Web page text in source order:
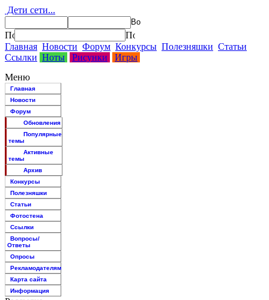
Дети сети...
Главная Новости Форум Конкурсы Полезняшки Статьи
Ссылки Ноты Рисунки
Игры
Меню
Главная
Новости
Форум
Обновления
Популярные
темы
Активные
темы
Архив
Конкурсы
Полезняшки
Статьи
Фотостена
Ссылки
Вопросы/
Ответы
Опросы
Рекламодателям
Карта сайта
Информация